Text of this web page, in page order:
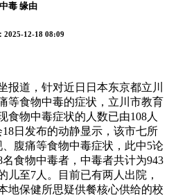
毒 缘由
2025-12-18 08:09
道，针对近日日本东京都立川
等食物中毒的症状，立川市教育
食物中毒症状的人数已由108人
日发布的动静显示，该市七所
腹痛等食物中毒症状，此中5论
食物中毒者，中毒者共计为943
儿至7人。目前已有两人出院，
地保健所思疑供餐核心供给的校